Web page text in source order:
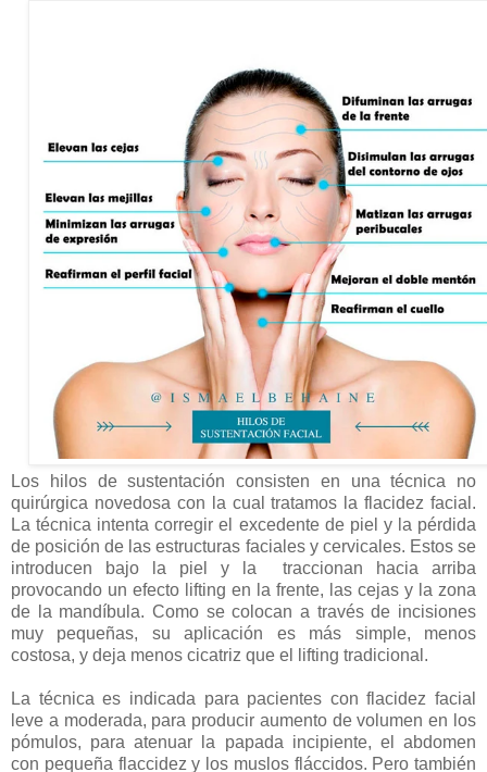
Los hilos de sustentación consisten en una técnica no
quirúrgica novedosa con la cual tratamos la flacidez facial.
La técnica intenta corregir el excedente de piel y la pérdida
de posición de las estructuras faciales y cervicales. Estos se
introducen bajo la piel y la traccionan hacia arriba
provocando un efecto lifting en la frente, las cejas y la zona
de la mandíbula. Como se colocan a través de incisiones
muy pequeñas, su aplicación es más simple, menos
costosa, y deja menos cicatriz que el lifting tradicional.
La técnica es indicada para pacientes con flacidez facial
leve a moderada, para producir aumento de volumen en los
pómulos, para atenuar la papada incipiente, el abdomen
con pequeña flaccidez y los muslos fláccidos. Pero también